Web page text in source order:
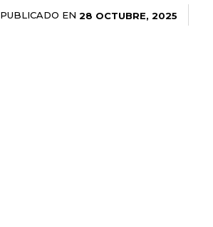
PUBLICADO EN 28 OCTUBRE, 2025